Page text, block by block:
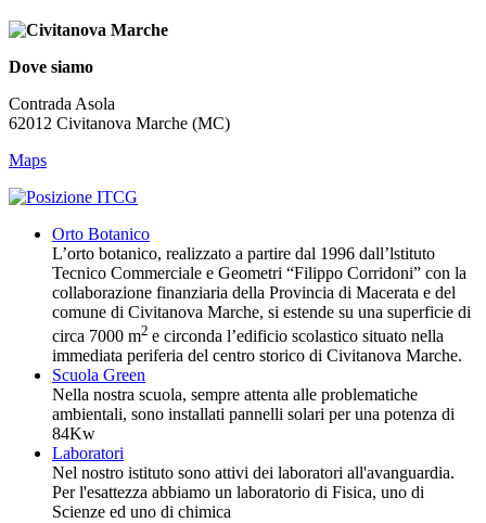
Dove siamo
Contrada Asola
62012 Civitanova Marche (MC)
Maps
Orto Botanico
L’orto botanico, realizzato a partire dal 1996 dall’lstituto
Tecnico Commerciale e Geometri “Filippo Corridoni” con la
collaborazione finanziaria della Provincia di Macerata e del
comune di Civitanova Marche, si estende su una superficie di
circa 7000 m2 e circonda l’edificio scolastico situato nella
immediata periferia del centro storico di Civitanova Marche.
Scuola Green
Nella nostra scuola, sempre attenta alle problematiche
ambientali, sono installati pannelli solari per una potenza di
84Kw
Laboratori
Nel nostro istituto sono attivi dei laboratori all'avanguardia.
Per l'esattezza abbiamo un laboratorio di Fisica, uno di
Scienze ed uno di chimica